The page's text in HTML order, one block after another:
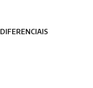
DIFERENCIAIS